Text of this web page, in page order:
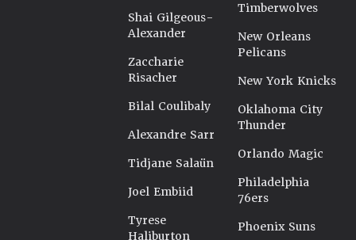
Shai Gilgeous-
Alexander
Zaccharie
Risacher
Bilal Coulibaly
Alexandre Sarr
Tidjane Salaün
Joel Embiid
Tyrese
Haliburton
Timberwolves
New Orleans
Pelicans
New York Knicks
Oklahoma City
Thunder
Orlando Magic
Philadelphia
76ers
Phoenix Suns